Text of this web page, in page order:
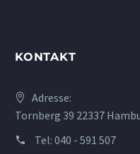
KONTAKT
Adresse:
Tornberg 39 22337
Tel: 040 - 591 507